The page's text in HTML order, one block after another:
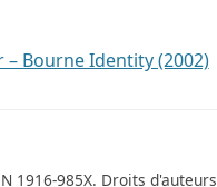
– Bourne Identity (2002)
1916-985X. Droits